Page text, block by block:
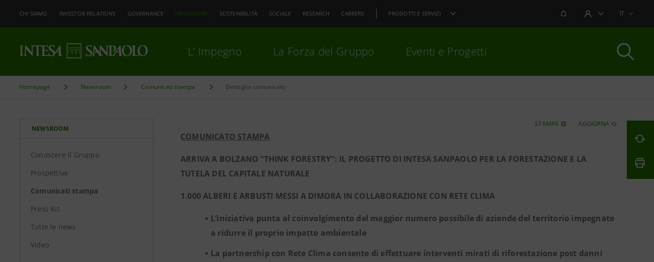
CHI SIAMO INVESTOR RELATIONS GOVERNANCE NEWSROOM SOSTENIBILITÀ SOCIALE RESEARCH CAREERS PRODOTTI E SERVIZI NOTIFICHEAREA UTENTEIT
L’ Impegno La Forza del Gruppo Eventi e Progetti
Homepage Newsroom Comunicati stampa Dettaglio comunicato
NEWSROOM
Conoscere il Gruppo
Prospettive
Comunicati stampa
Press Kit
Tutte le news
Video
STAMPA AGGIORNA
COMUNICATO STAMPA
ARRIVA A BOLZANO “THINK FORESTRY”: IL PROGETTO DI INTESA SANPAOLO PER LA FORESTAZIONE E LA
TUTELA DEL CAPITALE NATURALE
1.000 ALBERI E ARBUSTI MESSI A DIMORA IN COLLABORAZIONE CON RETE CLIMA
L’iniziativa punta al coinvolgimento del maggior numero possibile di aziende del territorio impegnate
a ridurre il proprio impatto ambientale
La partnership con Rete Clima consente di effettuare interventi mirati di riforestazione post danni